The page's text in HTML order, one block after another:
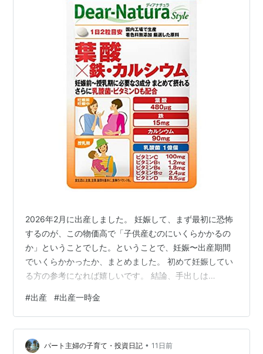
2026年2月に出産しました。 妊娠して、まず最初に恐怖
するのが、この物価高で「子供産むのにいくらかかるの
か」ということでした。ということで、妊娠〜出産期間
でいくらかかったか、まとめました。 初めて妊娠してい
る方の参考になれば嬉しいです。 結論、手出しは
金50万円もらってもこれくらいかかってます！！！ まあ
冷静に人一人が生まれてくる金額にしては・・安いの
か・・？いや高い。 ちなみに場所は、神奈川県、まあま
あ都会です。東急線沿いです。 内訳はこんな感じ。 ーー
#出産 #出産一時金
パート主婦の子育て・投資日記 • 11日前